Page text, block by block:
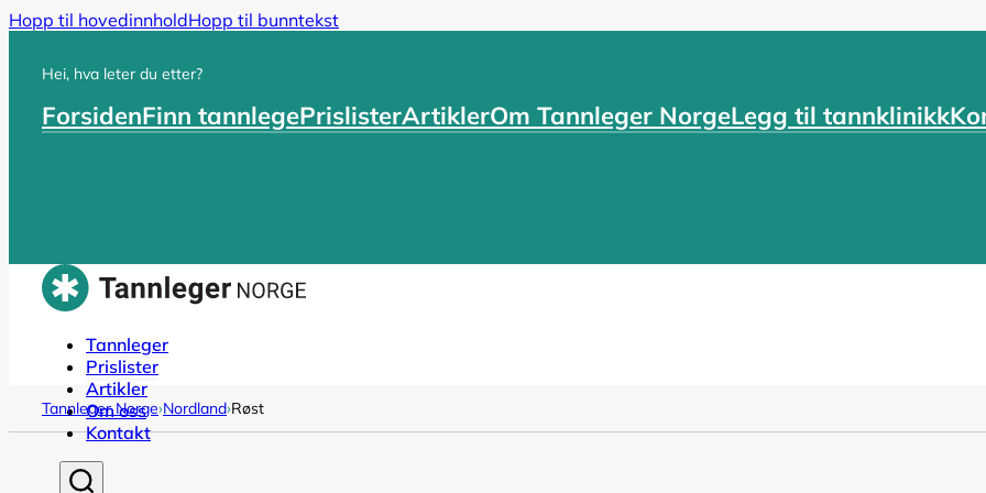
Hopp til hovedinnholdHopp til bunntekst
Hei, hva leter du etter?
ForsidenFinn tannlegePrislisterArtiklerOm Tannleger NorgeLegg til tannklinikk
Tannleger
Prislister
Artikler
Om oss
Kontakt
Tannleger Norge›Nordland›Røst